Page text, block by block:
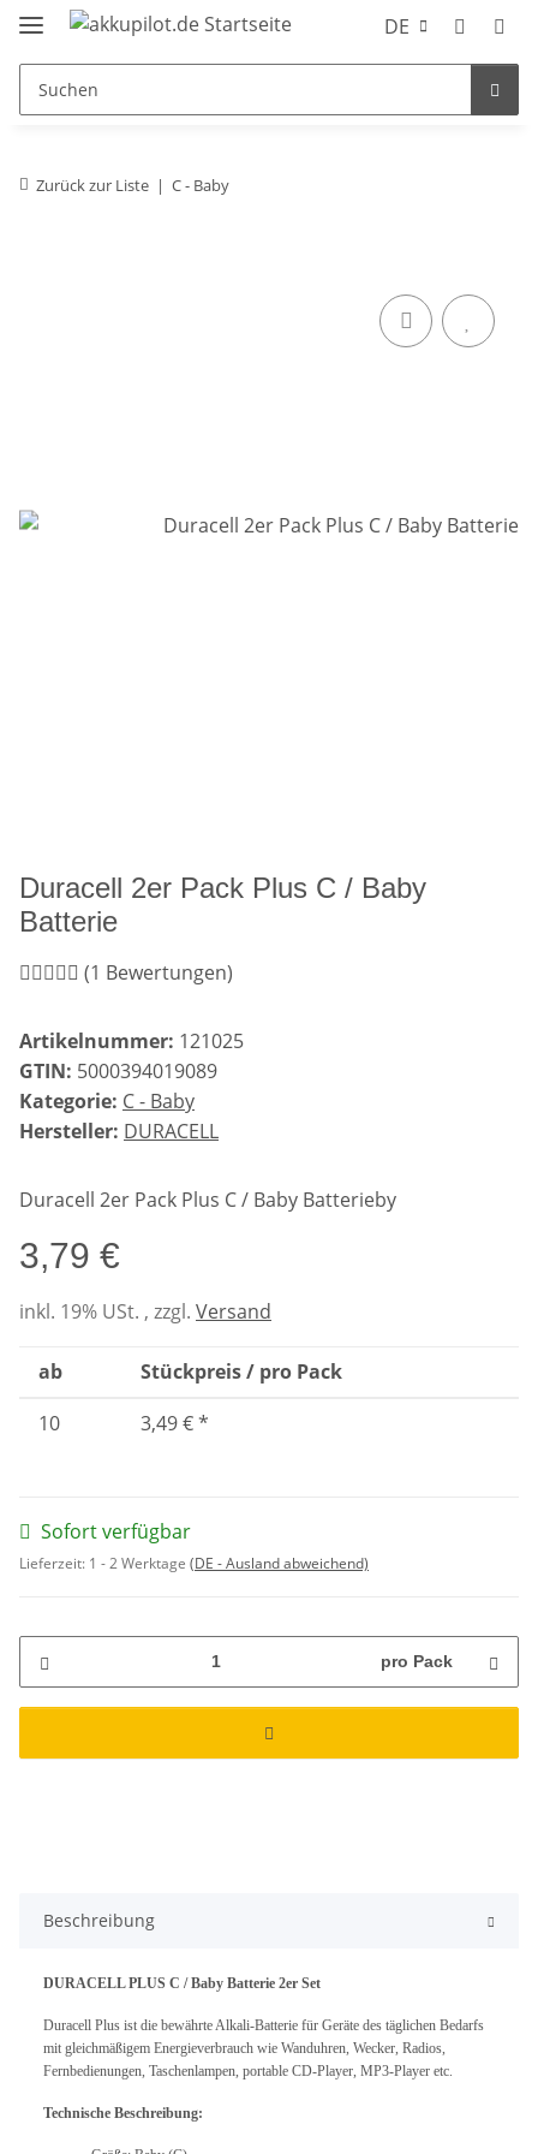
DE
Zurück zur Liste C - Baby
Duracell 2er Pack Plus C / Baby
Batterie
(1 Bewertungen)
Artikelnummer: 121025
GTIN: 5000394019089
Kategorie: C - Baby
Hersteller: DURACELL
Duracell 2er Pack Plus C / Baby Batterieby
3,79 €
inkl. 19% USt. , zzgl. Versand
ab
Stückpreis / pro Pack
10
3,49 €*
Sofort verfügbar
Lieferzeit: 1 - 2 Werktage (DE - Ausland abweichend)
pro Pack
Beschreibung
DURACELL PLUS C / Baby Batterie 2er Set
Duracell Plus ist die bewährte Alkali-Batterie für Geräte des täglichen Bedarfs
mit gleichmäßigem Energieverbrauch wie Wanduhren, Wecker, Radios,
Fernbedienungen, Taschenlampen, portable CD-Player, MP3-Player etc.
Technische Beschreibung: